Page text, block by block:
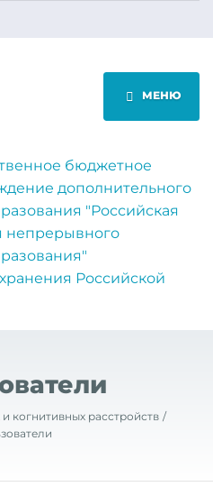
МЕНЮ
бюджетное
дополнительного
"Российская
непрерывного
Российской
когнитивных расстройств